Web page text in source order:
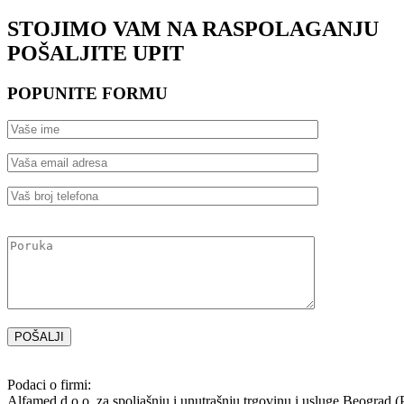
STOJIMO VAM NA RASPOLAGANJU
POŠALJITE UPIT
POPUNITE FORMU
leave
Podaci o firmi: